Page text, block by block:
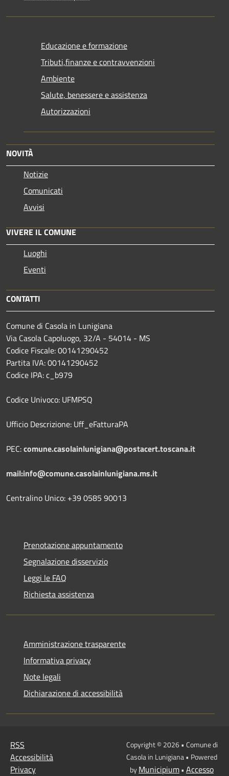
Educazione e formazione
Tributi,finanze e contravvenzioni
Ambiente
Salute, benessere e assistenza
Autorizzazioni
NOVITÀ
Notizie
Comunicati
Avvisi
VIVERE IL COMUNE
Luoghi
Eventi
CONTATTI
Comune di Casola in Lunigiana
Via Casola Capoluogo, 32/A - 54014 - MS
Codice Fiscale: 00141290452
Partita IVA: 00141290452
Codice IPA: c_b979
Codice Univoco: UFMPSQ
Ufficio Descrizione: Uff_eFatturaPA
PEC:comune.casolainlunigiana@postacert.toscana.it
mail:info@comune.casolainlunigiana.ms.it
Centralino Unico: +39 0585 90013
Prenotazione appuntamento
Segnalazione disservizio
Leggi le FAQ
Richiesta assistenza
Amministrazione trasparente
Informativa privacy
Note legali
Dichiarazione di accessibilità
RSS
Accessibilità
Privacy
Copyright © 2026 • Comune di
Casola in Lunigiana • Powered
byMunicipium• Accesso